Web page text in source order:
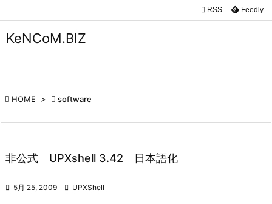
KeNCoM.BIZ

 RSS Feedly
 HOME >  software
非公式 UPXshell 3.42 日本語化
 5月 25, 2009  UPXShell